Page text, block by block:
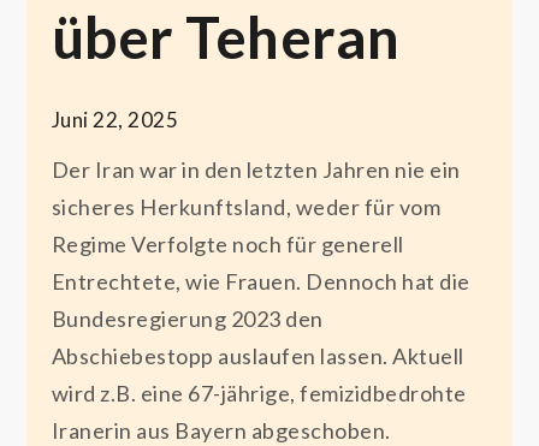
über Teheran
Juni 22, 2025
Der Iran war in den letzten Jahren nie ein
sicheres Herkunftsland, weder für vom
Regime Verfolgte noch für generell
Entrechtete, wie Frauen. Dennoch hat die
Bundesregierung 2023 den
Abschiebestopp auslaufen lassen. Aktuell
wird z.B. eine 67-jährige, femizidbedrohte
Iranerin aus Bayern abgeschoben.